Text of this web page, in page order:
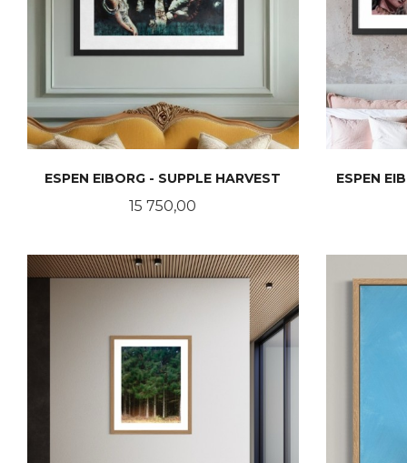
ESPEN EIBORG - SUPPLE HARVEST
Pris
15 750,00
ESPEN